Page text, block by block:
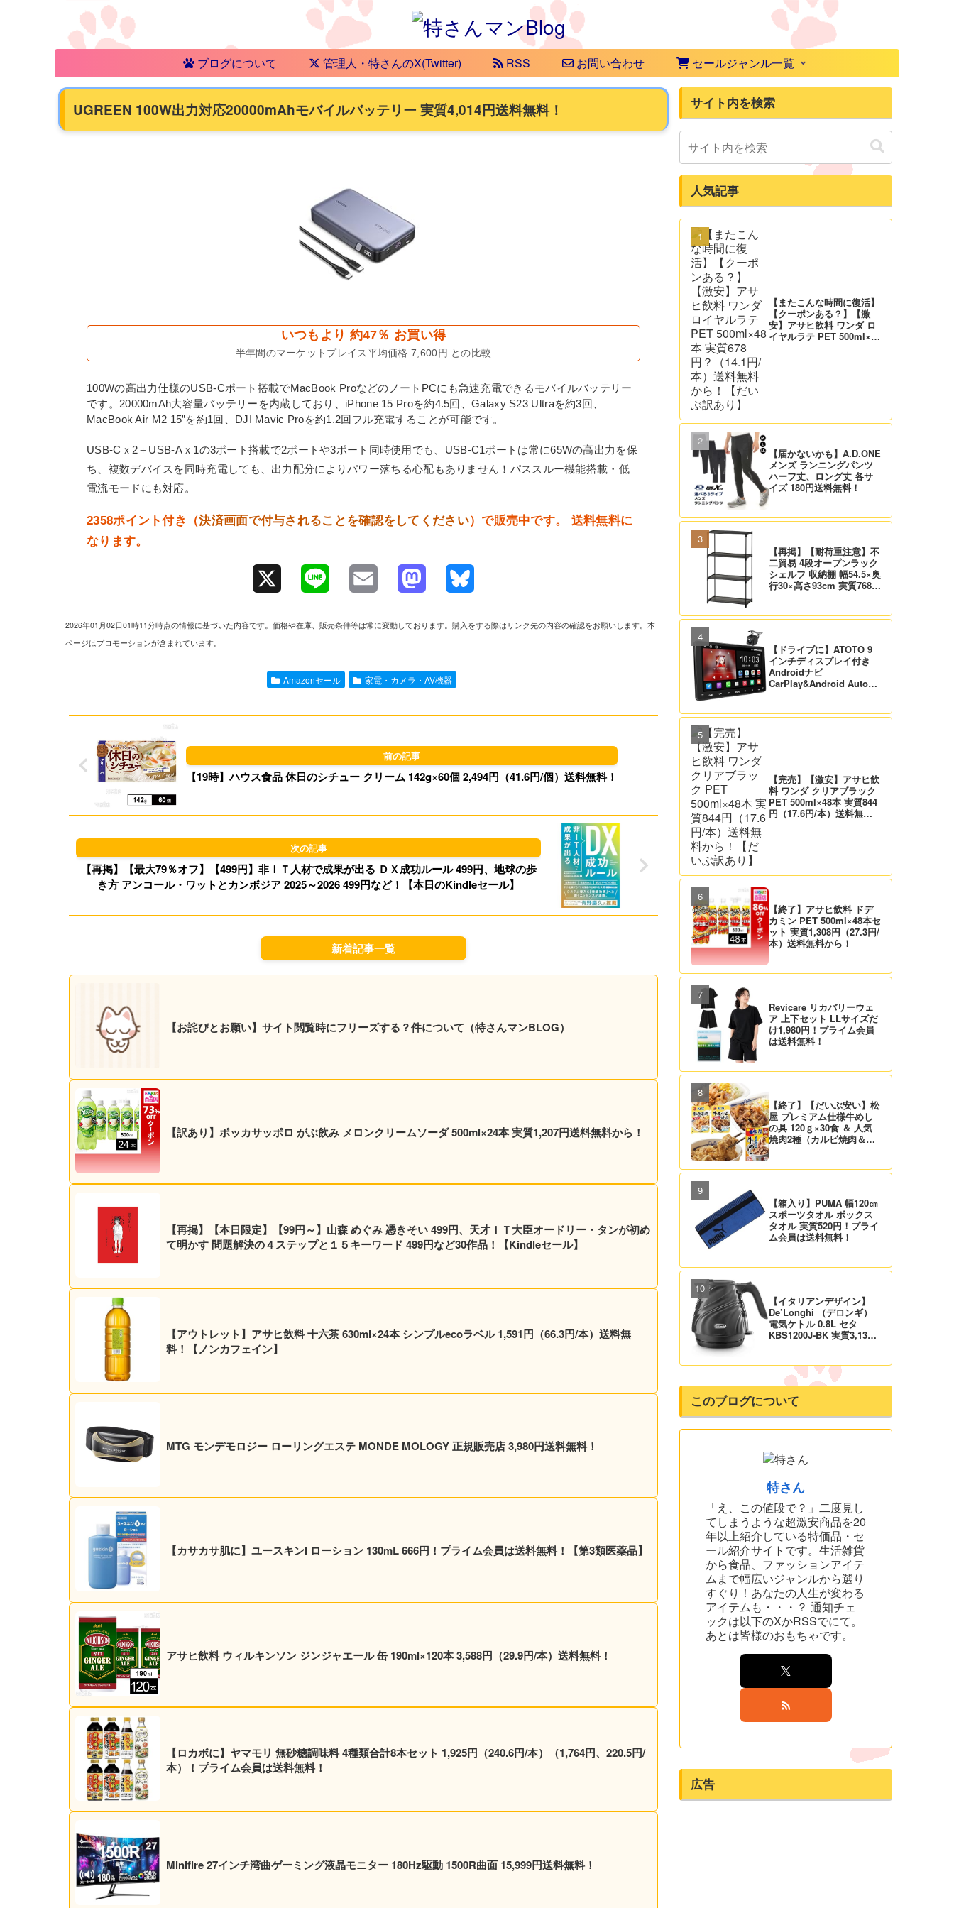
ブログについて 管理人・特さんのX(Twitter) RSS お問い合わせ セールジャンル一覧
UGREEN 100W出力対応20000mAhモバイルバッテリー 実質4,014円送料無料！
いつもより 約47％ お買い得
半年間のマーケットプレイス平均価格 7,600円 との比較
100Wの高出力仕様のUSB-Cポート搭載でMacBook ProなどのノートPCにも急速充電できるモバイルバッテリー
です。20000mAh大容量バッテリーを内蔵しており、iPhone 15 Proを約4.5回、Galaxy S23 Ultraを約3回、
MacBook Air M2 15”を約1回、DJI Mavic Proを約1.2回フル充電することが可能です。
USB-Cｘ2＋USB-Aｘ1の3ポート搭載で2ポートや3ポート同時使用でも、USB-C1ポートは常に65Wの高出力を保
ち、複数デバイスを同時充電しても、出力配分によりパワー落ちる心配もありません！パススルー機能搭載・低
電流モードにも対応。
2358ポイント付き（決済画面で付与されることを確認をしてください）で販売中です。 送料無料に
なります。
l o
o
n
y
2026年01月02日01時11分時点の情報に基づいた内容です。価格や在庫、販売条件等は常に変動しております。購入をする際はリンク先の内容の確認をお願いします。本
ページはプロモーションが含まれています。
Amazonセール 家電・カメラ・AV機器
【19時】ハウス食品 休日のシチュー クリーム 142g×60個 2,494円（41.6円/個）送料無料！
【再掲】【最大79％オフ】【499円】非ＩＴ人材で成果が出る ＤＸ成功ルール 499円、地球の歩
き方 アンコール・ワットとカンボジア 2025～2026 499円など！【本日のKindleセール】
新着記事一覧
【お詫びとお願い】サイト閲覧時にフリーズする？件について（特さんマンBLOG）
【訳あり】ポッカサッポロ がぶ飲み メロンクリームソーダ 500ml×24本 実質1,207円送料無料から！
【再掲】【本日限定】【99円～】山森 めぐみ 憑きそい 499円、天才ＩＴ大臣オードリー・タンが初め
て明かす 問題解決の４ステップと１５キーワード 499円など30作品！【Kindleセール】
【アウトレット】アサヒ飲料 十六茶 630ml×24本 シンプルecoラベル 1,591円（66.3円/本）送料無
料！【ノンカフェイン】
MTG モンデモロジー ローリングエステ MONDE MOLOGY 正規販売店 3,980円送料無料！
【カサカサ肌に】ユースキンI ローション 130mL 666円！プライム会員は送料無料！【第3類医薬品】
アサヒ飲料 ウィルキンソン ジンジャエール 缶 190ml×120本 3,588円（29.9円/本）送料無料！
【ロカボに】ヤマモリ 無砂糖調味料 4種類合計8本セット 1,925円（240.6円/本）（1,764円、220.5円/
本）！プライム会員は送料無料！
Minifire 27インチ湾曲ゲーミング液晶モニター 180Hz駆動 1500R曲面 15,999円送料無料！
サイト内を検索
人気記事
【またこんな時間に復活】
【クーポンある？】【激
安】アサヒ飲料 ワンダ ロ
イヤルラテ PET 500ml×48
【届かないかも】A.D.ONE
メンズ ランニングパンツ
ハーフ丈、ロング丈 各サ
イズ 180円送料無料！
【再掲】【耐荷重注意】不
二貿易 4段オープンラック
シェルフ 収納棚 幅54.5×奥
行30×高さ93cm 実質768
【ドライブに】ATOTO 9
インチディスプレイ付き
Androidナビ
CarPlay&Android Auto対
【完売】【激安】アサヒ飲
料 ワンダ クリアブラック
PET 500ml×48本 実質844
円（17.6円/本）送料無料
【終了】アサヒ飲料 ドデ
カミン PET 500ml×48本セ
ット 実質1,308円（27.3円/
本）送料無料から！
Revicare リカバリーウェ
ア 上下セット LLサイズだ
け1,980円！プライム会員
は送料無料！
【終了】【だいぶ安い】松
屋 プレミアム仕様牛めし
の具 120ｇ×30食 ＆ 人気
焼肉2種（カルビ焼肉＆生
料！
【箱入り】PUMA 幅120㎝
スポーツタオル ボックス
タオル 実質520円！プライ
ム会員は送料無料！
【イタリアンデザイン】
De’Longhi （デロンギ）
電気ケトル 0.8L セタ
KBS1200J-BK 実質3,132
このブログについて
特さん
「え、この値段で？」二度見し
てしまうような超激安商品を20
年以上紹介している特価品・セ
ール紹介サイトです。生活雑貨
から食品、ファッションアイテ
ムまで幅広いジャンルから選り
すぐり！あなたの人生が変わる
アイテムも・・・？ 通知チェ
ックは以下のXかRSSでにて。
あとは皆様のおもちゃです。
広告